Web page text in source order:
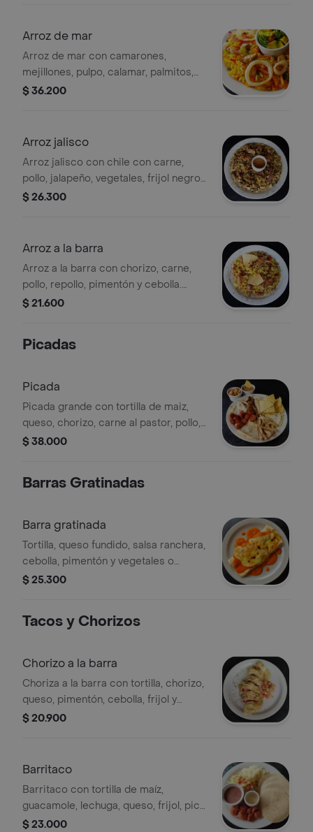
Arroz de mar
Arroz de mar con camarones,
mejillones, pulpo, calamar, palmitos,
pico de gallo, aguacate, pimentón,
$ 36.200
Arroz jalisco
Arroz jalisco con chile con carne,
pollo, jalapeño, vegetales, frijol negro,
totopos.
$ 26.300
Arroz a la barra
Arroz a la barra con chorizo, carne,
pollo, repollo, pimentón y cebolla.
Incluye totopos.
$ 21.600
Picadas
Picada
Picada grande con tortilla de maiz,
queso, chorizo, carne al pastor, pollo,
frijol, pico de gallo y totopos.
$ 38.000
Barras Gratinadas
Barra gratinada
Tortilla, queso fundido, salsa ranchera,
cebolla, pimentón y vegetales o
proteína de tu elección
$ 25.300
Tacos y Chorizos
Chorizo a la barra
Choriza a la barra con tortilla, chorizo,
queso, pimentón, cebolla, frijol y
guacamole.
$ 20.900
Barritaco
Barritaco con tortilla de maíz,
guacamole, lechuga, queso, frijol, pico
de gallo y proteína de tu elección.
$ 23.000